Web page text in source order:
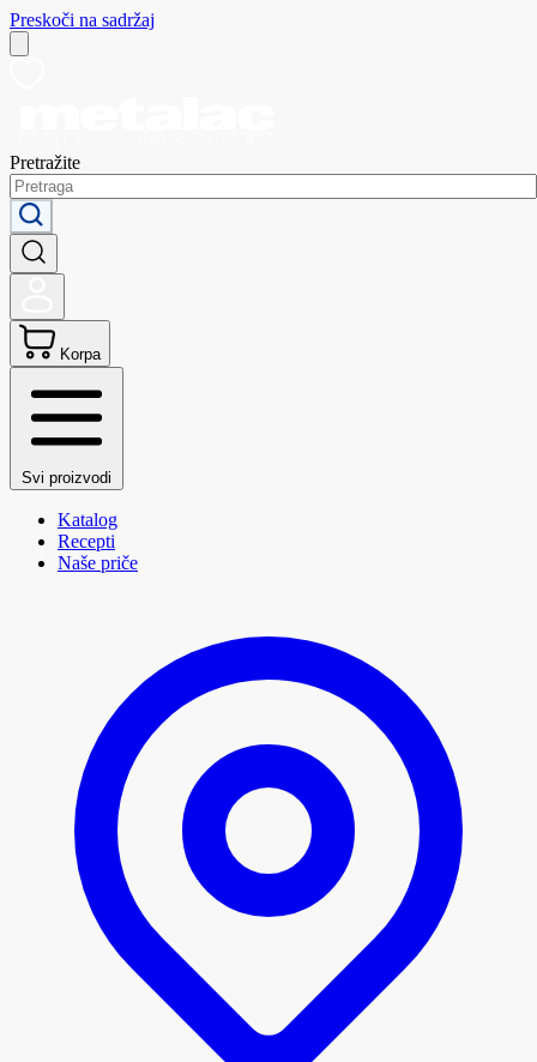
Preskoči na sadržaj
Pretražite
Korpa
Svi proizvodi
Katalog
Recepti
Naše priče